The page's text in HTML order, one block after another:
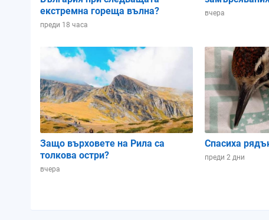
екстремна гореща вълна?
преди 18 часа
вчера
Защо върховете на Рила са
толкова остри?
вчера
Спасиха
преди 2 дни